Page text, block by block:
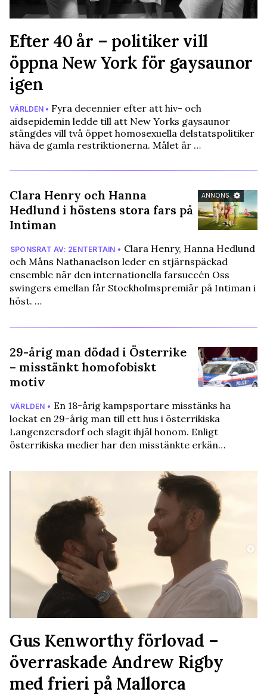
Efter 40 år – politiker vill
öppna New York för gaysaunor
igen
VÄRLDEN • Fyra decennier efter att hiv- och
aidsepidemin ledde till att New Yorks gaysaunor
stängdes vill två öppet homosexuella delstatspolitiker
häva de gamla restriktionerna. Målet är …
ANNONS
Clara Henry och Hanna
Hedlund i höstens stora fars på
Intiman
SPONSRAT AV: 2ENTERTAIN • Clara Henry, Hanna Hedlund
och Måns Nathanaelson leder en stjärnspäckad
ensemble när den internationella farsuccén Oss
swingers emellan får Stockholmspremiär på Intiman i
höst. …
29-årig man dödad i Österrike
– misstänkt homofobiskt
motiv
VÄRLDEN • En 18-årig kampsportare misstänks ha
lockat en 29-årig man till ett hus i österrikiska
Langenzersdorf och slagit ihjäl honom. Enligt
österrikiska medier har den misstänkte erkän…
Gus Kenworthy förlovad –
överraskade Andrew Rigby
med frieri på Mallorca